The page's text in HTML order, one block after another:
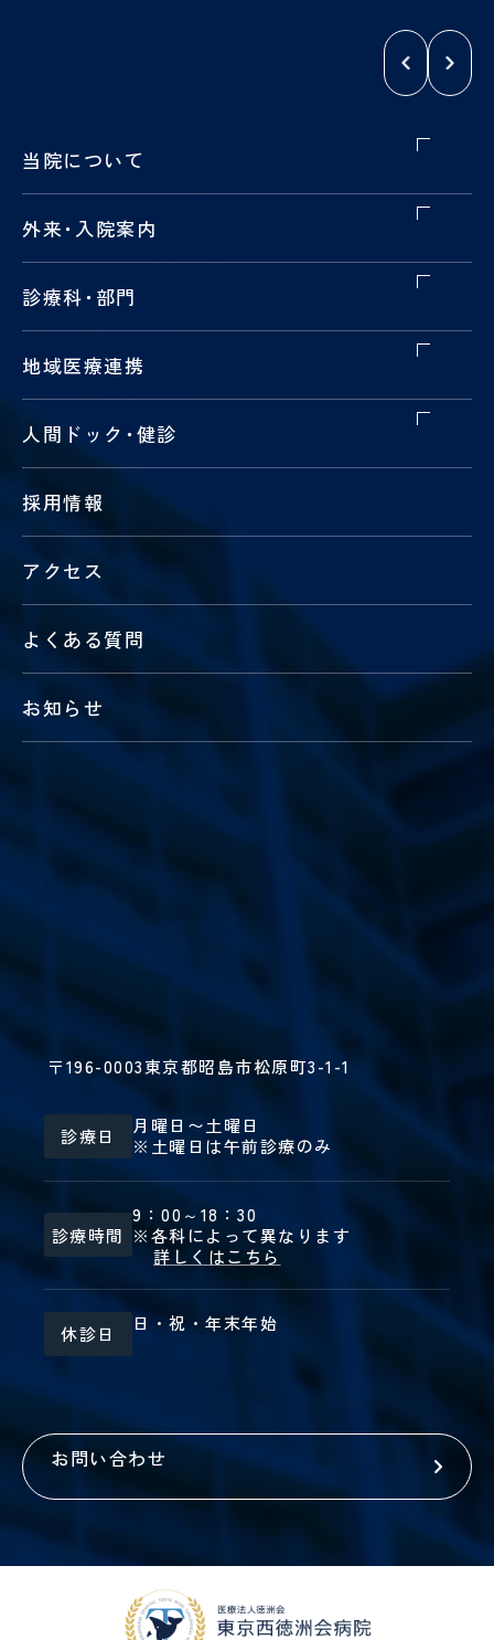
当院について
外来・ 入院案内
診療科・ 部門
地域医療連携
人間ドック・健診
採用情報
アクセス
よくある質問
お知らせ
〒196-0003東京都昭島市松原町3-1-1
診療日
月曜日〜土曜日
※土曜日は午前診療のみ
診療時間
9：00～18：30
※各科によって異なります
詳しくはこちら
休診日 日・祝・年末年始
お問い合わせ